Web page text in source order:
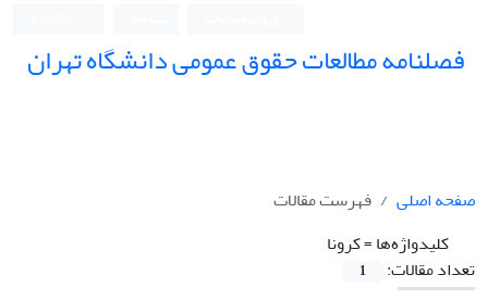
فصلنامه مطالعات حقوق عمومی دانشگاه تهران
صفحه اصلی
فهرست مقالات
کلیدواژه‌ها =کرونا
تعداد مقالات:
1